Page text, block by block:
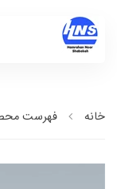
خانه فهرست